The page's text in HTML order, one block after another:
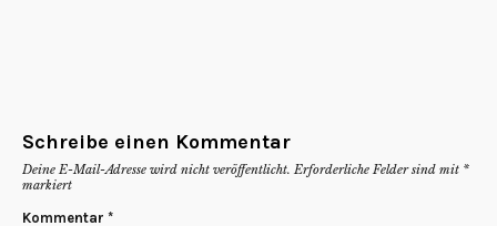
Schreibe einen Kommentar
Deine E-Mail-Adresse wird nicht veröffentlicht. Erforderliche Felder sind mit *
markiert
Kommentar *